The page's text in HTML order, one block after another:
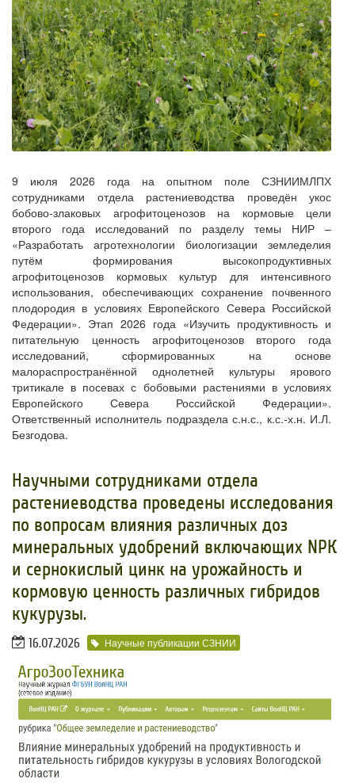
9 июля 2026 года на опытном поле СЗНИИМЛПХ
сотрудниками отдела растениеводства проведён укос
бобово-злаковых агрофитоценозов на кормовые цели
второго года исследований по разделу темы НИР –
«Разработать агротехнологии биологизации земледелия
путём формирования высокопродуктивных
агрофитоценозов кормовых культур для интенсивного
использования, обеспечивающих сохранение почвенного
плодородия в условиях Европейского Севера Российской
Федерации». Этап 2026 года «Изучить продуктивность и
питательную ценность агрофитоценозов второго года
исследований, сформированных на основе
малораспространённой однолетней культуры ярового
тритикале в посевах с бобовыми растениями в условиях
Европейского Севера Российской Федерации».
Ответственный исполнитель подраздела с.н.с., к.с.-х.н. И.Л.
Безгодова.
Научными сотрудниками отдела
растениеводства проведены исследования
по вопросам влияния различных доз
минеральных удобрений включающих NРК
и сернокислый цинк на урожайность и
кормовую ценность различных гибридов
кукурузы.
16.07.2026 Научные публикации СЗНИИ